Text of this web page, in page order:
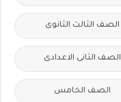
الصف الثالث الثانوى
الصف الثانى الاعدادى
الصف الخامس